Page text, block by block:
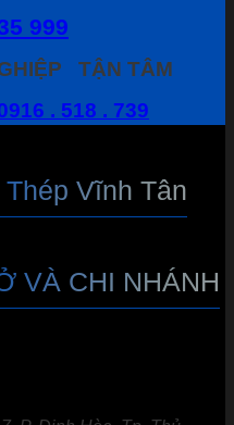
999
TẬN TÂM
. 518 . 739
Vĩnh Tân
VÀ CHI NHÁNH